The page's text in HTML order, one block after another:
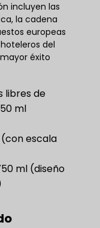
incluyen las
la cadena
europeas
del
éxito
libres de
ml
escala
ml (diseño